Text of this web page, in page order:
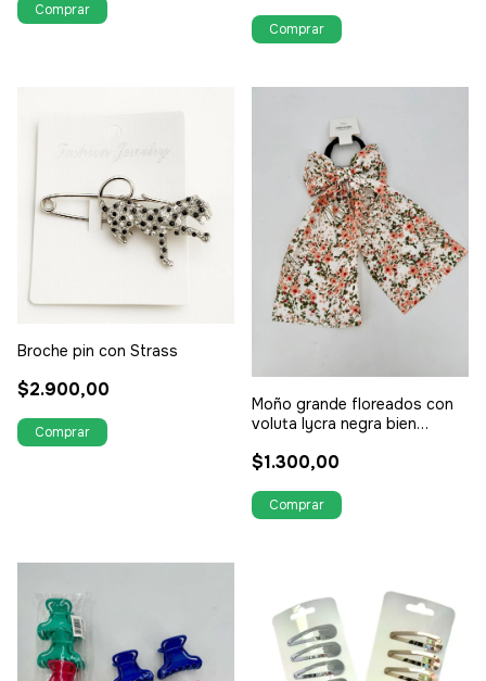
rosados
Broche pin con Strass
$2.900,00
Moño grande floreados con
voluta lycra negra bien
$1.300,00